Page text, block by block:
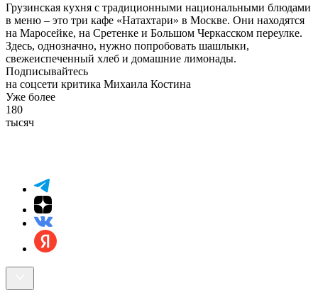
Грузинская кухня с традиционными национальными блюдами
в меню – это три кафе «Натахтари» в Москве. Они находятся
на Маросейке, на Сретенке и Большом Черкасском переулке.
Здесь, однозначно, нужно попробовать шашлыки,
свежеиспеченный хлеб и домашние лимонады.
Подписывайтесь
на соцсети критика Михаила Костина
Уже более
180
тысяч